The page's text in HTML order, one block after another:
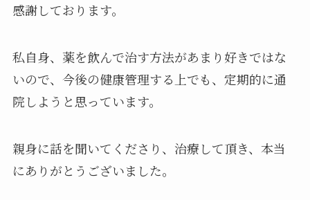
感謝しております。
私自身、薬を飲んで治す方法があまり好きではな
いので、今後の健康管理する上でも、定期的に通
院しようと思っています。
親身に話を聞いてくださり、治療して頂き、本当
にありがとうございました。